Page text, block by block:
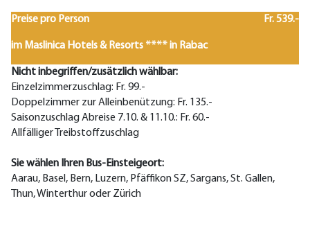
Preise pro Person Fr. 539.-
im Maslinica Hotels & Resorts **** in Rabac
Nicht inbegriffen/zusätzlich wählbar:
Einzelzimmerzuschlag: Fr. 99.-
Doppelzimmer zur Alleinbenützung: Fr. 135.-
Saisonzuschlag Abreise 7.10. & 11.10.: Fr. 60.-
Allfälliger Treibstoffzuschlag
Sie wählen Ihren Bus-Einsteigeort:
Aarau, Basel, Bern, Luzern, Pfäffikon SZ, Sargans, St. Gallen,
Thun, Winterthur oder Zürich